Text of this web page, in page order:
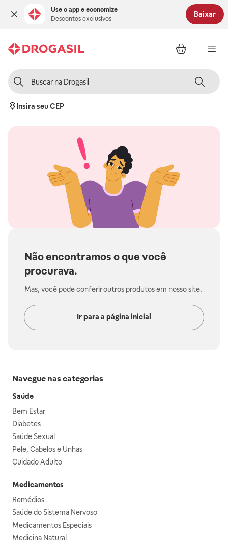
Use o app e economize
Descontos exclusivos
Baixar
Insira seu CEP
Não encontramos o que você
procurava.
Mas, você pode conferir outros produtos em nosso site.
Ir para a página inicial
Navegue nas categorias
Saúde
Bem Estar
Diabetes
Saúde Sexual
Pele, Cabelos e Unhas
Cuidado Adulto
Medicamentos
Remédios
Saúde do Sistema Nervoso
Medicamentos Especiais
Medicina Natural